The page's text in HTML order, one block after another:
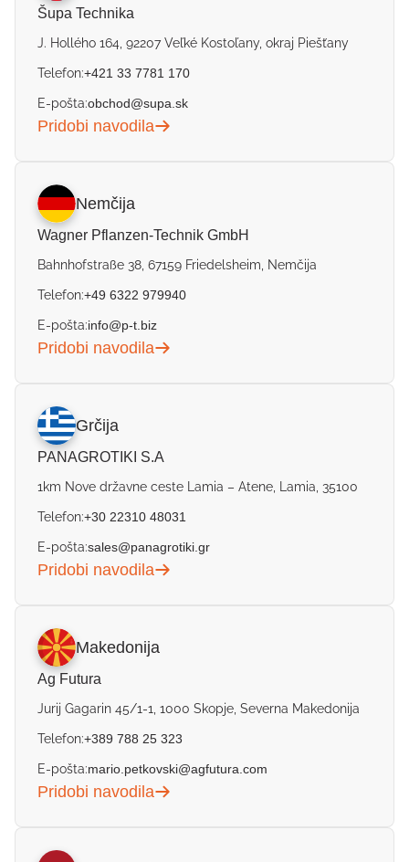
Šupa Technika
J. Hollého 164, 92207 Veľké Kostoľany, okraj Piešťany
Telefon:+421 33 7781 170
E-pošta:obchod@supa.sk
Pridobi navodila
Nemčija
Wagner Pflanzen-Technik GmbH
Bahnhofstraße 38, 67159 Friedelsheim, Nemčija
Telefon:+49 6322 979940
E-pošta:info@p-t.biz
Pridobi navodila
Grčija
PANAGROTIKI S.A
1km Nove državne ceste Lamia – Atene, Lamia, 35100
Telefon:+30 22310 48031
E-pošta:sales@panagrotiki.gr
Pridobi navodila
Makedonija
Ag Futura
Jurij Gagarin 45/1-1, 1000 Skopje, Severna Makedonija
Telefon:+389 788 25 323
E-pošta:mario.petkovski@agfutura.com
Pridobi navodila